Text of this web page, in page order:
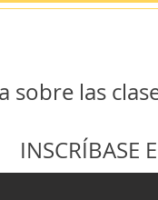
sobre las
INSCRÍBASE